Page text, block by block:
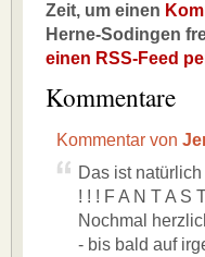
Zeit, um einen
Herne-Sodingen
einen RSS-Feed
Kommentare
Kommentar von
Das ist
! ! ! F A N T A S
Nochmal
- bis bald auf